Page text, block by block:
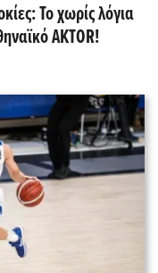
Το χωρίς λόγια
AKTOR!